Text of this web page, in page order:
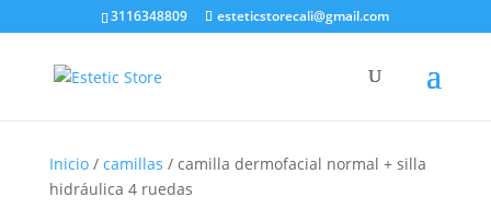
3116348809 esteticstorecali@gmail.com
productos
Inicio/ camillas / camilla dermofacial normal + silla
hidráulica 4 ruedas